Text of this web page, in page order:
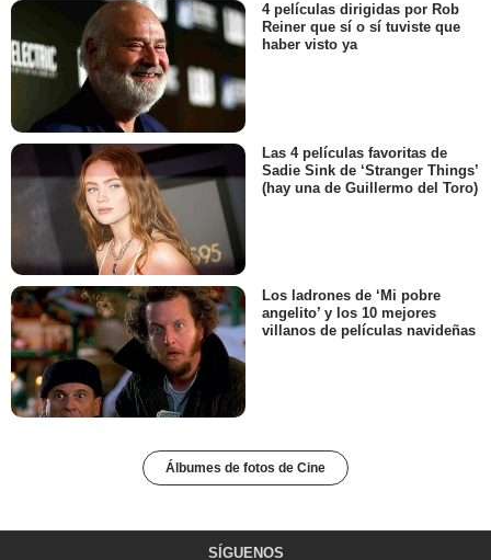
4 películas dirigidas por Rob
Reiner que sí o sí tuviste que
haber visto ya
Las 4 películas favoritas de
Sadie Sink de ‘Stranger Things’
(hay una de Guillermo del Toro)
Los ladrones de ‘Mi pobre
angelito’ y los 10 mejores
villanos de películas navideñas
Álbumes de fotos de Cine
SÍGUENOS